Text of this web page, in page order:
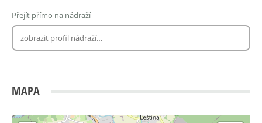
Přejít přímo na nádraží
MAPA